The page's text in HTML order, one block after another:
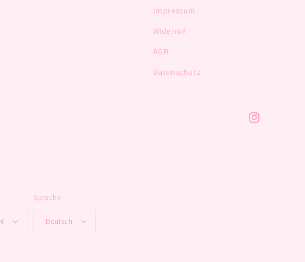
Impressum
Widerruf
AGB
Datenschutz
Instagram
Österreich | EUR €
Sprache
Deutsch